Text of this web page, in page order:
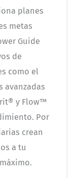
planes
metas
Guide
de
como el
avanzadas
y Flow™
Por
crean
a tu